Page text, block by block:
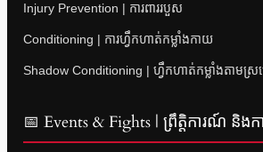
Injury Prevention | ការពាររបួស
Conditioning | ការហ្វឹកហាត់កម្លាំងកាយ
Shadow Conditioning | ហ្វឹកហាត់កម្លាំងតាមស្
📅 Events & Fights | ព្រឹត្តិការណ៍ និងក